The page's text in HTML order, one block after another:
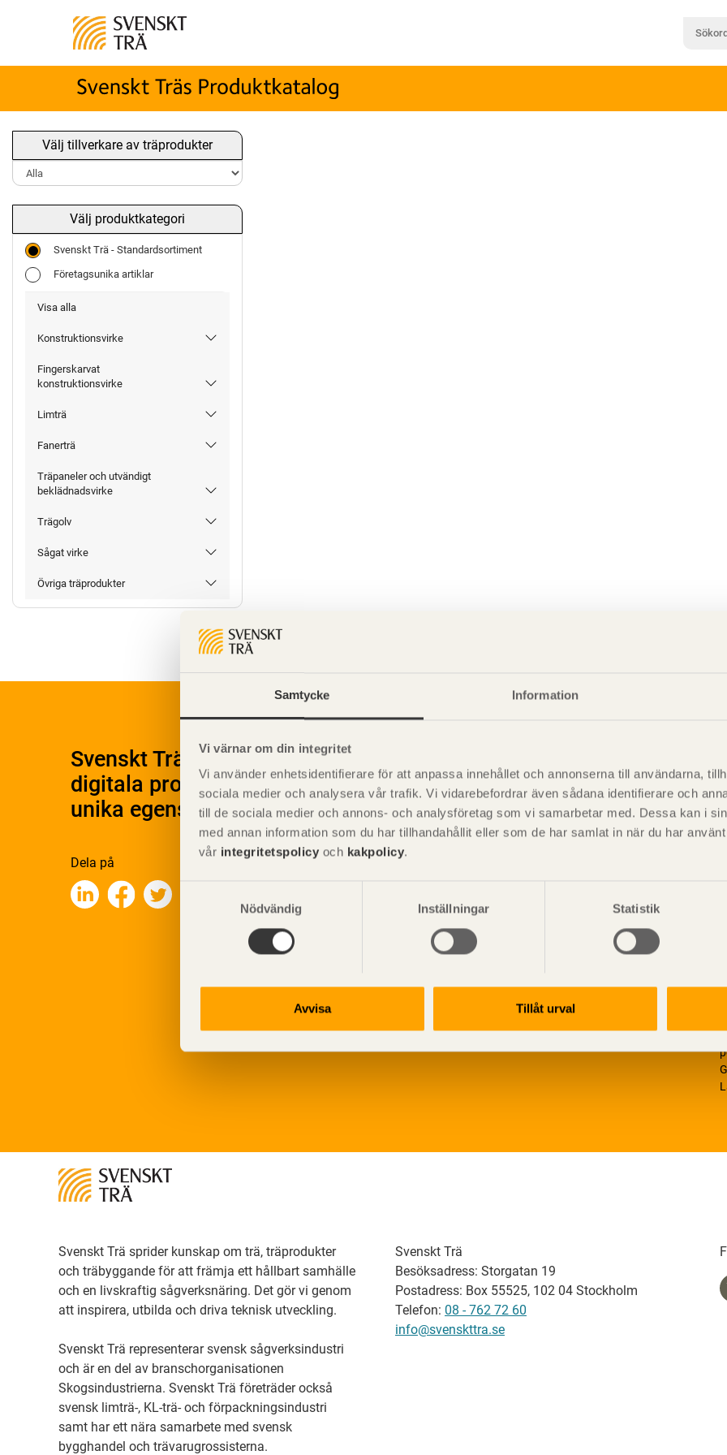
Samtycke Information
Vi värnar om din integritet
Vi använder enhetsidentifierare för att anpassa innehållet och annonserna till användarna,
sociala medier och analysera vår trafik. Vi vidarebefordrar även sådana identifierare och
till de sociala medier och annons- och analysföretag som vi samarbetar med. Dessa kan i
med annan information som du har tillhandahållit eller som de har samlat in när du har
vår integritetspolicy och kakpolicy.
Nödvändig
Inställningar Statistik
Avvisa Tillåt urval
Välj tillverkare av träprodukter
Välj produktkategori
Svenskt Trä - Standardsortiment
Företagsunika artiklar
Visa alla
Konstruktionsvirke
Fingerskarvat
konstruktionsvirke
Limträ
Fanerträ
Träpaneler och utvändigt
beklädnadsvirke
Trägolv
Sågat virke
Övriga träprodukter
Svenskt Träs Produktkatalog är svensk sågverksnärings
digitala produktkatalog för att beskriva träprodukter och deras
unika egenskaper.
Dela på
Svenskt Trä sprider kunskap om trä, träprodukter
och träbyggande för att främja ett hållbart samhälle
och en livskraftig sågverksnäring. Det gör vi genom
att inspirera, utbilda och driva teknisk utveckling.
Svenskt Trä representerar svensk sågverksindustri
och är en del av branschorganisationen
Skogsindustrierna. Svenskt Trä företräder också
svensk limträ-, KL-trä- och förpackningsindustri
samt har ett nära samarbete med svensk
bygghandel och trävarugrossisterna.
Svenskt Trä
Besöksadress: Storgatan 19
Postadress: Box 55525, 102 04 Stockholm
Telefon: 08 - 762 72 60
info@svenskttra.se